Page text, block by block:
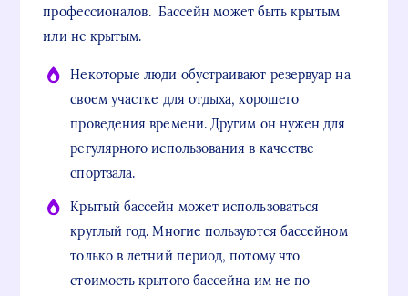
профессионалов. Бассейн может быть крытым
или не крытым.
Некоторые люди обустраивают резервуар на
своем участке для отдыха, хорошего
проведения времени. Другим он нужен для
регулярного использования в качестве
спортзала.
Крытый бассейн может использоваться
круглый год. Многие пользуются бассейном
только в летний период, потому что
стоимость крытого бассейна им не по